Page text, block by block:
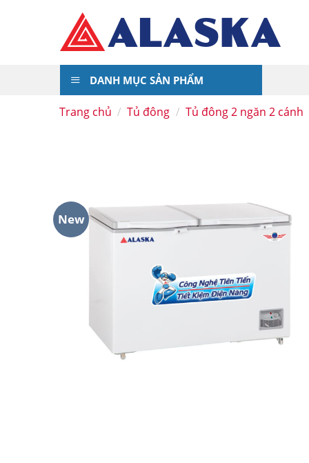
DANH MỤC SẢN PHẨM
Trang chủ / Tủ đông / Tủ đông 2 ngăn 2 cánh
New